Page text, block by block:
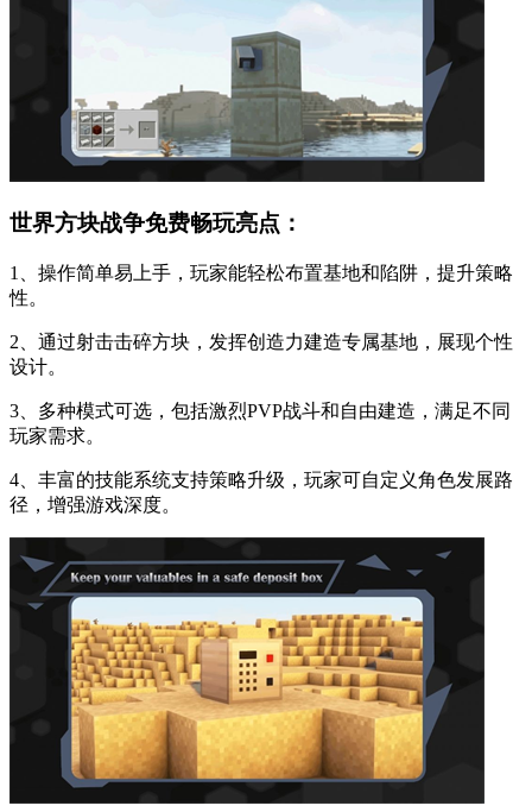
世界方块战争免费畅玩亮点：
1、操作简单易上手，玩家能轻松布置基地和陷阱，提升策略
性。
2、通过射击击碎方块，发挥创造力建造专属基地，展现个性
设计。
3、多种模式可选，包括激烈PVP战斗和自由建造，满足不同
玩家需求。
4、丰富的技能系统支持策略升级，玩家可自定义角色发展路
径，增强游戏深度。